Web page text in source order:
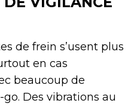
de frein s’usent plus
en cas
beaucoup de
Des vibrations au